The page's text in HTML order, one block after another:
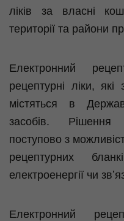
ліків за власні
території та райони
Електронний
рецептурні ліки, які
містяться в
засобів. Рішення
поступово з
рецептурних
електроенергії чи
Електронний